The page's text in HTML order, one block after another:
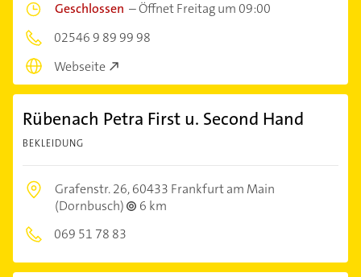
Geschlossen –Öffnet Freitag um 09:00
02546 9 89 99 98
Webseite
Rübenach Petra First u. Second Hand
BEKLEIDUNG
Grafenstr. 26,60433 Frankfurt am Main
(Dornbusch)
6 km
069 51 78 83